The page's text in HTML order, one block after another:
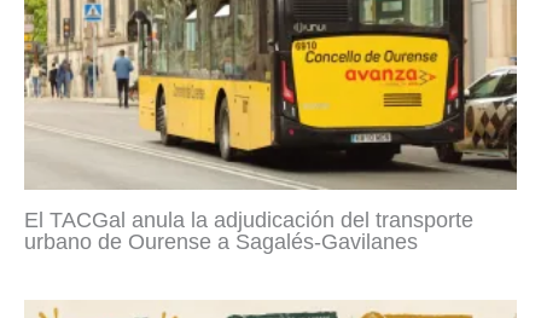
El TACGal anula la adjudicación del transporte
urbano de Ourense a Sagalés-Gavilanes